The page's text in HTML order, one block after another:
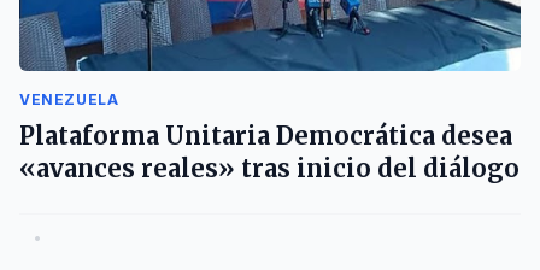
VENEZUELA
Plataforma Unitaria Democrática desea
«avances reales» tras inicio del diálogo
•